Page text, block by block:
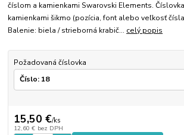
číslom a kamienkami Swarovski Elements.
kamienkami šikmo (pozícia, font alebo veľkosť
Balenie: biela / strieborná krabič... celý popis
Požadovaná číslovka
15,50 €/ks
12,60 € bez DPH